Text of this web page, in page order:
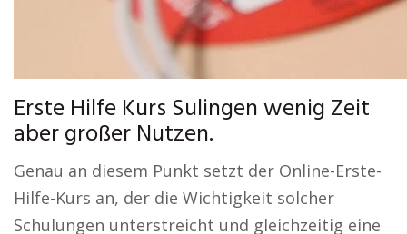
Erste Hilfe Kurs Sulingen wenig Zeit
aber großer Nutzen.
Genau an diesem Punkt setzt der Online-Erste-
Hilfe-Kurs an, der die Wichtigkeit solcher
Schulungen unterstreicht und gleichzeitig eine